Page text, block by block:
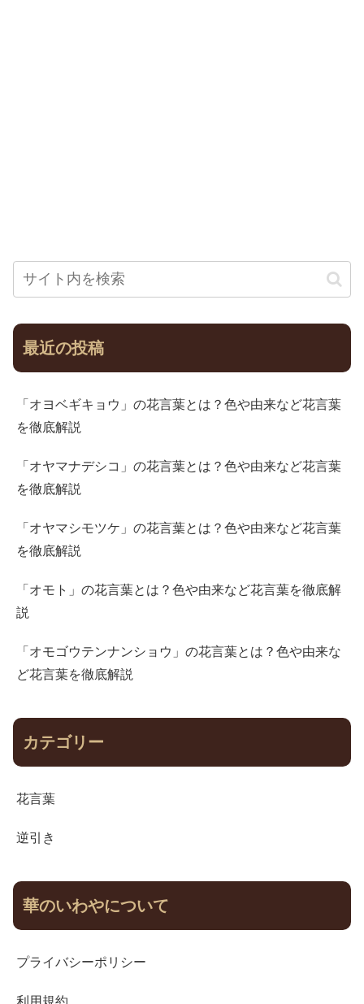
最近の投稿
「オヨベギキョウ」の花言葉とは？色や由来など花言葉
を徹底解説
「オヤマナデシコ」の花言葉とは？色や由来など花言葉
を徹底解説
「オヤマシモツケ」の花言葉とは？色や由来など花言葉
を徹底解説
「オモト」の花言葉とは？色や由来など花言葉を徹底解
説
「オモゴウテンナンショウ」の花言葉とは？色や由来な
ど花言葉を徹底解説
カテゴリー
花言葉
逆引き
華のいわやについて
プライバシーポリシー
利用規約